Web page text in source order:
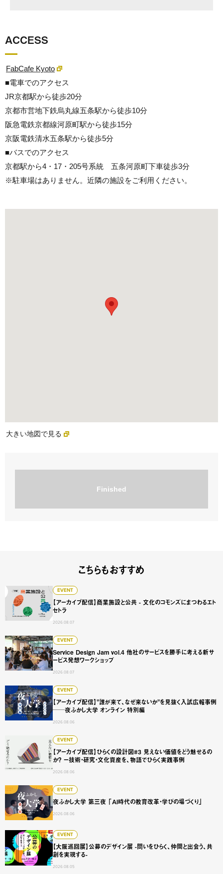
ACCESS
FabCafe Kyoto
■電車でのアクセス
JR京都駅から徒歩20分
京都市営地下鉄烏丸線五条駅から徒歩10分
阪急電鉄京都線河原町駅から徒歩15分
京阪電鉄清水五条駅から徒歩5分
■バスでのアクセス
京都駅から4・17・205号系統 五条河原町下車徒歩3分
※駐車場はありません。近隣の施設をご利用ください。
大きい地図で見る
Finished
こちらもおすすめ
EVENT
【アーカイブ配信】商業施設と公共 - 文化のコモンズにまつわるエト
セトラ
2026.08.07
【アーカイブ配信】商業施設と公共 - 文化のコモンズにまつ
EVENT
Service Design Jam vol.4 他社のサービスを勝手に考える新サ
ービス発想ワークショップ
2026.08.07
Service Design Jam vol.4 他社のサービスを勝手に考える
EVENT
【アーカイブ配信】"誰が来て、なぜ来ないか"を見抜く入試広報事例
──夜ふかし大学 オンライン 特別編
2026.08.06
【アーカイブ配信】"誰が来て、なぜ来ないか"を見抜く入
EVENT
【アーカイブ配信】ひらくの設計図#3 見えない価値をどう魅せるの
か？ ー技術・研究・文化資産を、物語でひらく実践事例
2026.08.06
【アーカイブ配信】ひらくの設計図#3 見えない価値をどう
EVENT
夜ふかし大学 第三夜 「AI時代の教育改革・学びの場づくり」
2026.08.06
夜ふかし大学 第三夜 「AI時代の教育改革・学びの場づくり」
EVENT
【大阪巡回展】公募のデザイン展 -問いをひらく、仲間と出会う、共
創を実現する-
2026.08.05
【大阪巡回展】公募のデザイン展 -問いをひらく、仲間と出